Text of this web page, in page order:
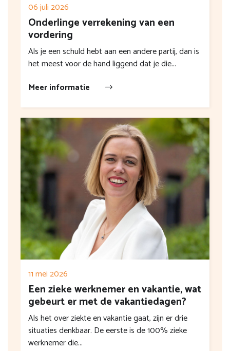
06 juli 2026
Onderlinge verrekening van een
vordering
Als je een schuld hebt aan een andere partij, dan is
het meest voor de hand liggend dat je die...
Meer informatie
11 mei 2026
Een zieke werknemer en vakantie, wat
gebeurt er met de vakantiedagen?
Als het over ziekte en vakantie gaat, zijn er drie
situaties denkbaar. De eerste is de 100% zieke
werknemer die...